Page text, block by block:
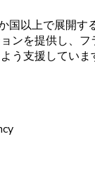
国以上で展開す
ンを提供し、 フ
う支援していま